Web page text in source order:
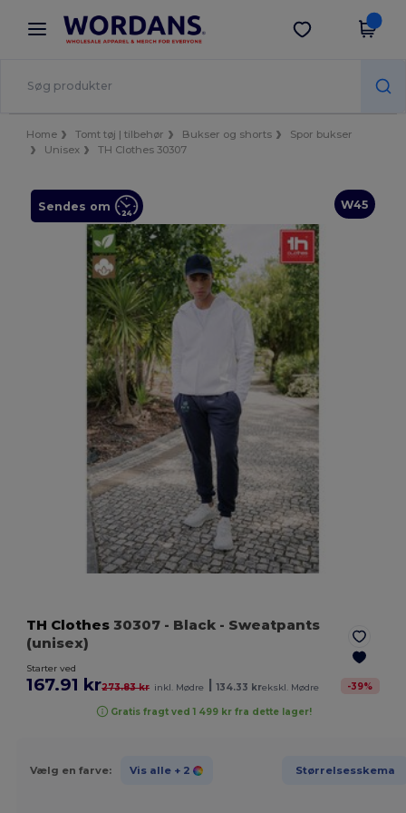
× Wordans-app
Bedre priser i appen!
Hent app
Home Tomt tøj | tilbehør Bukser og shorts
Spor bukser
Unisex
TH Clothes 30307
W45
Sendes om
TH Clothes 30307 - Black - Sweatpants
(unisex)
Starter ved
167.91 kr273.83 kr inkl. Mødre 134.33 krekskl. Mødre -39%
Gratis fragt ved 1 499 kr fra dette lager!
Vælg en farve: Vis alle + 2 Størrelsesskema